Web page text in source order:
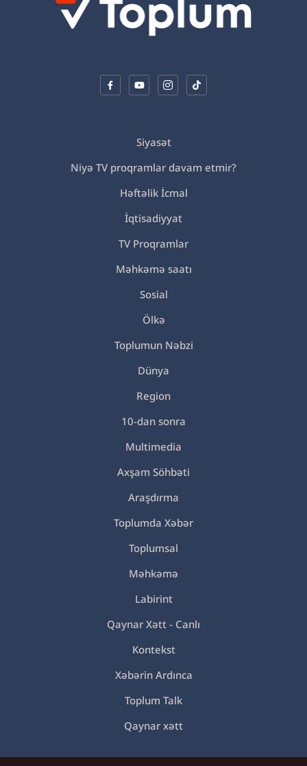
Siyasət
Niyə TV proqramlar davam etmir?
Həftəlik İcmal
İqtisadiyyat
TV Proqramlar
Məhkəmə saatı
Sosial
Ölkə
Toplumun Nəbzi
Dünya
Region
10-dan sonra
Multimedia
Axşam Söhbəti
Araşdırma
Toplumda Xəbər
Toplumsal
Məhkəmə
Labirint
Qaynar Xətt - Canlı
Kontekst
Xəbərin Ardınca
Toplum Talk
Qaynar xətt